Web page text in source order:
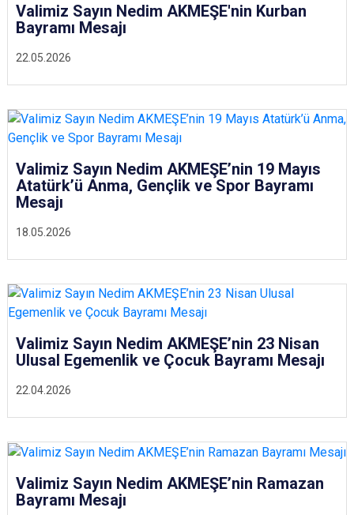
22.05.2026
Valimiz Sayın Nedim AKMEŞE'nin Kurban
Bayramı Mesajı
18.05.2026
Valimiz Sayın Nedim AKMEŞE’nin 19 Mayıs
Atatürk’ü Anma, Gençlik ve Spor Bayramı
Mesajı
22.04.2026
Valimiz Sayın Nedim AKMEŞE’nin 23 Nisan
Ulusal Egemenlik ve Çocuk Bayramı Mesajı
Valimiz Sayın Nedim AKMEŞE’nin Ramazan
Bayramı Mesajı